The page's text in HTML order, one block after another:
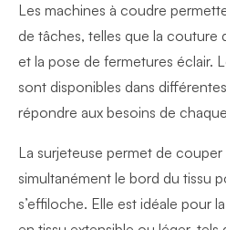
Les machines à coudre
de tâches, telles que la couture
et la pose de fermetures éclair.
sont disponibles dans
répondre aux besoins de
La surjeteuse permet de
simultanément le bord du tissu
s’effiloche. Elle est idéale pour